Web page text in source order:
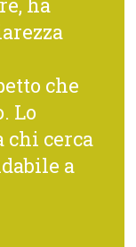
che
Lo
chi cerca
a